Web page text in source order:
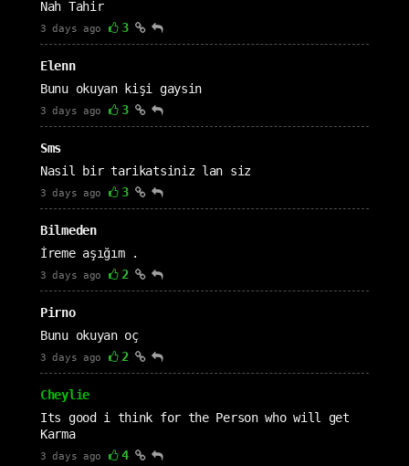
Nah Tahir
3 days ago 3
Elenn
Bunu okuyan kişi gaysin
3 days ago 3
Sms
Nasil bir tarikatsiniz lan siz
3 days ago 3
Bilmeden
İreme aşığım .
3 days ago 2
Pirno
Bunu okuyan oç
3 days ago 2
Cheylie
Its good i think for the Person who will get
Karma
3 days ago 4